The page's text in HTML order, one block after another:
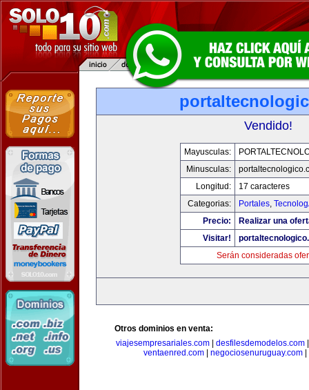
Vendido!
Mayusculas:
Minusculas:
Longitud:
17 caracteres
Categorias:
Portales,
Precio:
Realizar una
Visitar!
Serán consideradas
Otros dominios en venta:
viajesempresariales.com| desfilesdemodelos.com
ventaenred.com
negociosenuruguay.com